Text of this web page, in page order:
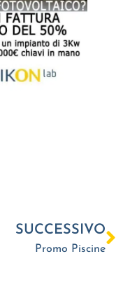
SUCCESSIVO
Promo Piscine